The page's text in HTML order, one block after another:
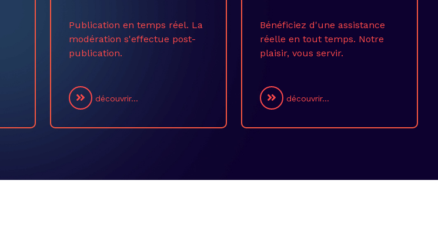
Publication en temps réel. La
modération s'effectue post-
publication.
découvrir...
Bénéficiez d'une assistance
réelle en tout temps. Notre
plaisir, vous servir.
découvrir...